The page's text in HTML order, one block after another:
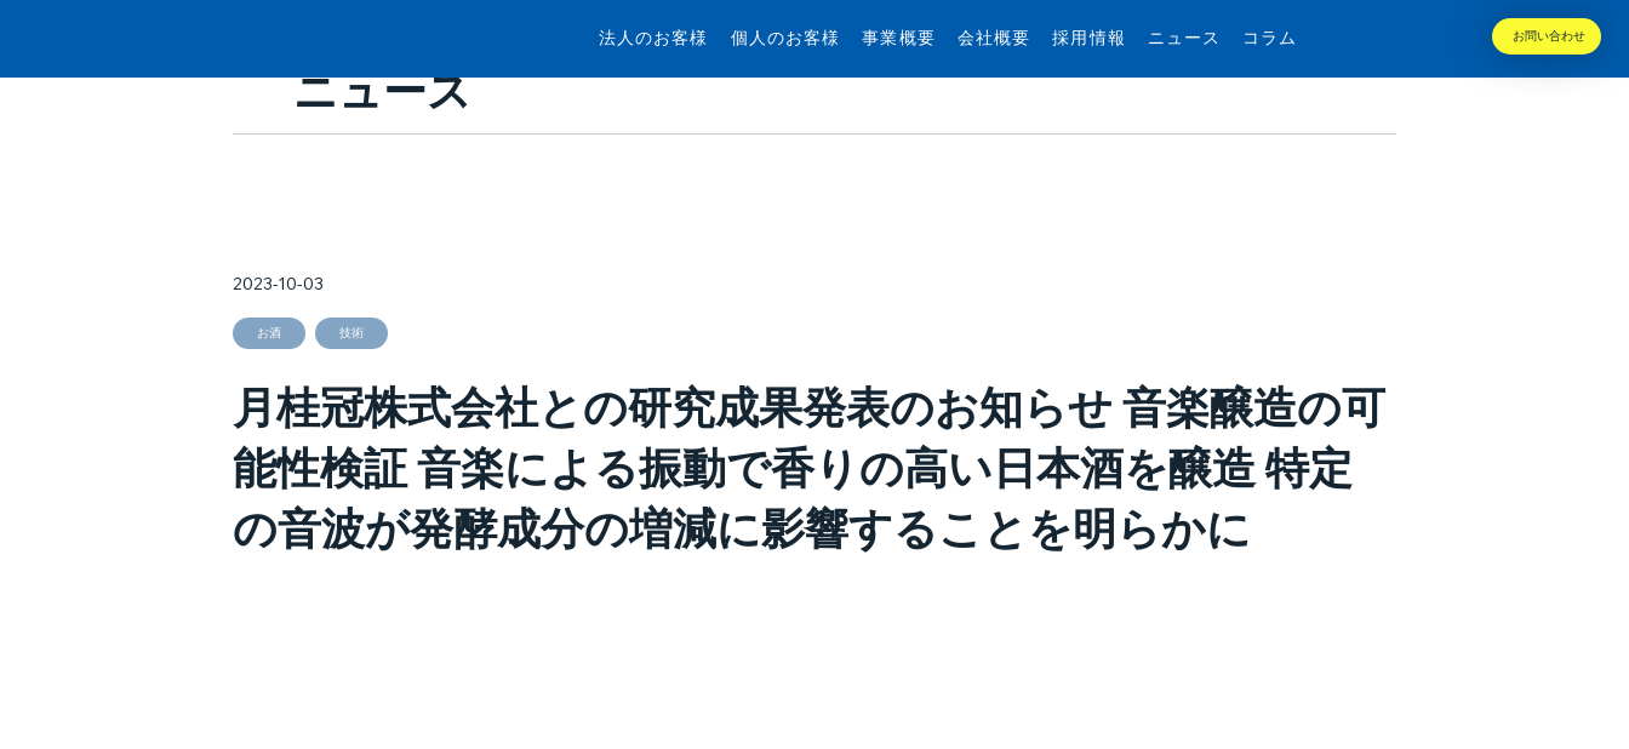
法人のお客様 個人のお客様 事業概要 会社概要 採用情報 ニュース コラム お問い合わせ
ニュース
月桂冠株式会社との研究成果発表のお知らせ 音楽醸造の可
能性検証 音楽による振動で香りの高い日本酒を醸造 特定
の音波が発酵成分の増減に影響することを明らかに
お酒 技術
2023-10-03